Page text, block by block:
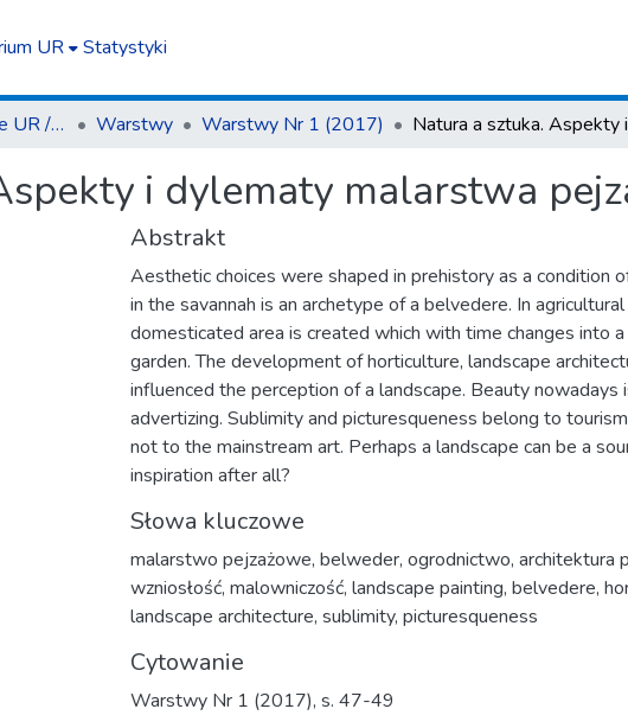
UR Statystyki
Czasopisma naukowe UR / Scientific Journals Warstwy Warstwy Nr 1 (2017)
i dylematy malarstwa
Abstrakt
Aesthetic choices were shaped in prehistory as a condition
in the savannah is an archetype of a belvedere. In
domesticated area is created which with time changes into
garden. The development of horticulture, landscape
influenced the perception of a landscape. Beauty nowadays
advertizing. Sublimity and picturesqueness belong to
not to the mainstream art. Perhaps a landscape can be a
inspiration after all?
Słowa kluczowe
malarstwo pejzażowe, belweder, ogrodnictwo, architektura
wzniosłość, malowniczość, landscape painting, belvedere,
landscape architecture, sublimity, picturesqueness
Cytowanie
Warstwy Nr 1 (2017), s. 47-49